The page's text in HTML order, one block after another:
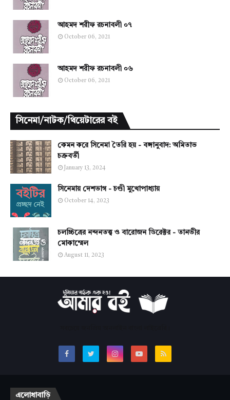
আহমদ শরীফ রচনাবলী ০৭
October 06, 2021
আহমদ শরীফ রচনাবলী ০৬
October 06, 2021
সিনেমা/নাটক/থিয়েটারের বই
কেমন করে সিনেমা তৈরি হয় - বঙ্গানুবাদ: অমিতাভ
চক্রবর্তী
January 13, 2024
সিনেমায় দেশভাগ - চণ্ডী মুখোপাধ্যায়
October 14, 2023
চলচ্চিত্রের নন্দনতত্ত্ব ও বারোজন ডিরেক্টর - তানভীর
মোকাম্মেল
August 11, 2023
এলোধাবাড়ি